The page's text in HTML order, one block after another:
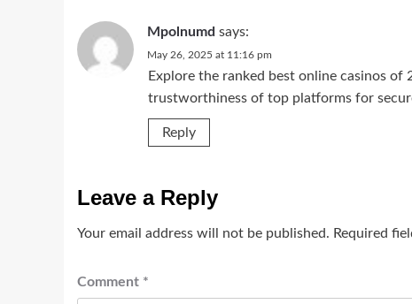
Mpolnumd says:
May 26, 2025 at 11:16 pm
Explore the ranked best online casinos of
trustworthiness of top platforms for
Reply
Leave a Reply
Your email address will not be published. Required
Comment *